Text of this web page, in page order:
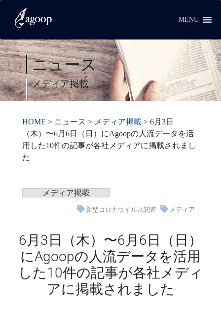
MENU
ニュース
メディア掲載
HOME > ニュース > メディア掲載> 6月3日
（木）〜6月6日（日）にAgoopの人流データを活
用した10件の記事が各社メディアに掲載されまし
た
メディア掲載
新型コロナウイルス関連 メディア
6月3日（木）〜6月6日（日）
にAgoopの人流データを活用
した10件の記事が各社メディ
アに掲載されました